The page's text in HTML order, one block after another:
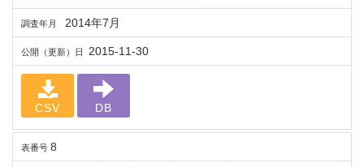
調査年月 2014年7月
公開（更新）日 2015-11-30
CSV DB
表番号 8